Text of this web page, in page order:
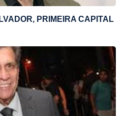
PRIMEIRA CAPITAL